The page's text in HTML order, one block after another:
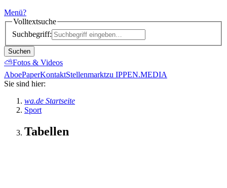
Menü?
Volltextsuche
Suchbegriff:
Suchen
⛅Fotos & Videos
AboePaperKontaktStellenmarktzu IPPEN.MEDIA
Sie sind hier:
wa.de Startseite
Sport
Tabellen